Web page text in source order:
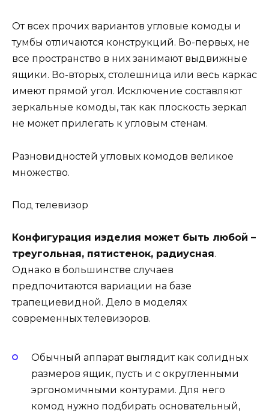
От всех прочих вариантов угловые комоды и
тумбы отличаются конструкций. Во-первых, не
все пространство в них занимают выдвижные
ящики. Во-вторых, столешница или весь каркас
имеют прямой угол. Исключение составляют
зеркальные комоды, так как плоскость зеркал
не может прилегать к угловым стенам.
Разновидностей угловых комодов великое
множество.
Под телевизор
Конфигурация изделия может быть любой –
треугольная, пятистенок, радиусная.
Однако в большинстве случаев
предпочитаются вариации на базе
трапециевидной. Дело в моделях
современных телевизоров.
Обычный аппарат выглядит как солидных
размеров ящик, пусть и с округленными
эргономичными контурами. Для него
комод нужно подбирать основательный,